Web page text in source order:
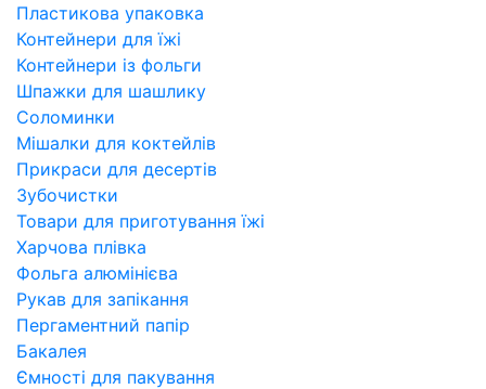
Пластикова упаковка
Контейнери для їжі
Контейнери із фольги
Шпажки для шашлику
Соломинки
Мішалки для коктейлів
Прикраси для десертів
Зубочистки
Товари для приготування їжі
Харчова плівка
Фольга алюмінієва
Рукав для запікання
Пергаментний папір
Бакалея
Ємності для пакування